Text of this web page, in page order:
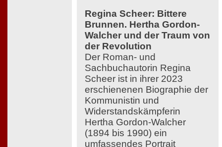
Regina Scheer: Bittere
Brunnen. Hertha Gordon-
Walcher und der Traum von
der Revolution
Der Roman- und
Sachbuchautorin Regina
Scheer ist in ihrer 2023
erschienenen Biographie der
Kommunistin und
Widerstandskämpferin
Hertha Gordon-Walcher
(1894 bis 1990) ein
umfassendes Portrait